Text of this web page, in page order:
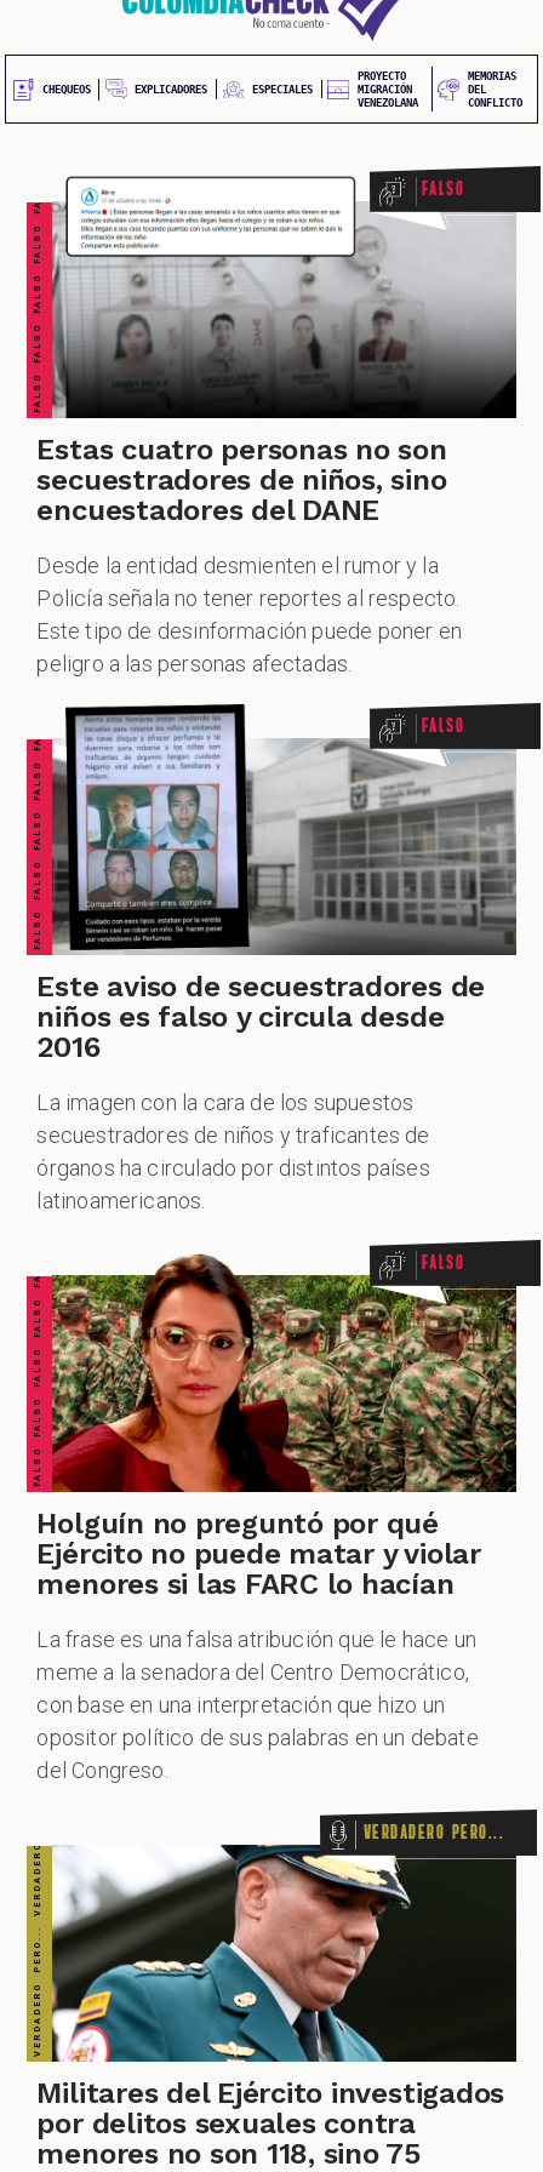
CHEQUEOS EXPLICADORES ESPECIALES
PROYECTO
MIGRACIÓN
VENEZOLANA
MEMORIAS
DEL
CONFLICTO
FALSO FALSO FALSO FALSO FALSO FALSO FALSO Falso
Estas cuatro personas no son
secuestradores de niños, sino
encuestadores del DANE
Desde la entidad desmienten el rumor y la
Policía señala no tener reportes al respecto.
Este tipo de desinformación puede poner en
peligro a las personas afectadas.
FALSO FALSO FALSO FALSO FALSO FALSO FALSO Falso
Este aviso de secuestradores de
niños es falso y circula desde
2016
La imagen con la cara de los supuestos
secuestradores de niños y traficantes de
órganos ha circulado por distintos países
latinoamericanos.
FALSO FALSO FALSO FALSO FALSO FALSO FALSO Falso
Holguín no preguntó por qué
Ejército no puede matar y violar
menores si las FARC lo hacían
La frase es una falsa atribución que le hace un
meme a la senadora del Centro Democrático,
con base en una interpretación que hizo un
opositor político de sus palabras en un debate
del Congreso.
VERDADERO PERO... VERDADERO PERO... VERDADERO PERO... VERDADERO PERO... VERDADERO PERO... VERDADERO PERO... VERDADERO PERO... Verdadero pero...
Militares del Ejército investigados
por delitos sexuales contra
menores no son 118, sino 75